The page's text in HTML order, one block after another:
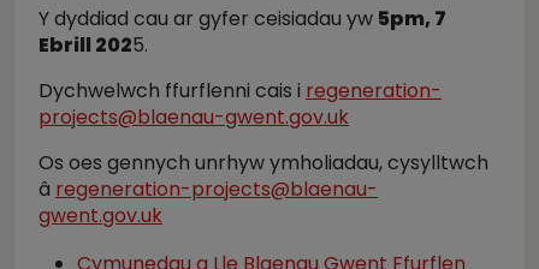
Y dyddiad cau ar gyfer ceisiadau yw 5pm, 7
Ebrill 2025.
Dychwelwch ffurflenni cais i regeneration-
projects@blaenau-gwent.gov.uk
Os oes gennych unrhyw ymholiadau, cysylltwch
â regeneration-projects@blaenau-
gwent.gov.uk